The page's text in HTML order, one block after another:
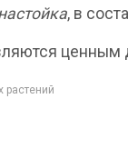
, в
растений